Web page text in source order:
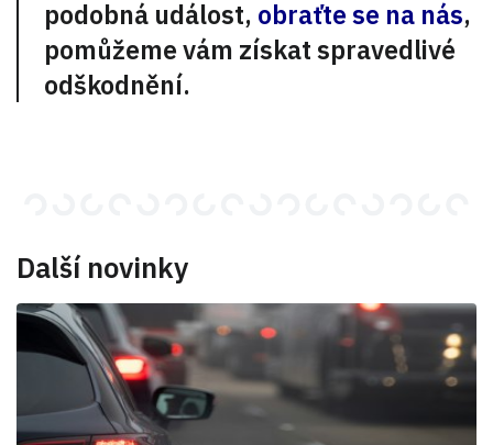
podobná událost, obraťte se na nás,
pomůžeme vám získat spravedlivé
odškodnění.
Další novinky